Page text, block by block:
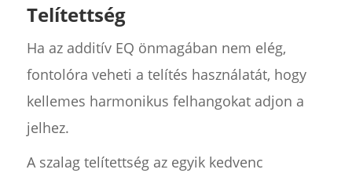
Telítettség
Ha az additív EQ önmagában nem elég,
fontolóra veheti a telítés használatát, hogy
kellemes harmonikus felhangokat adjon a
jelhez.
A szalag telítettség az egyik kedvenc